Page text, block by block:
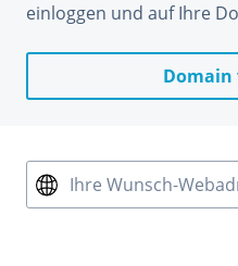
einloggen und auf Ihre
Ihre Wunsch-